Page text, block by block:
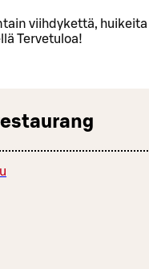
viihdykettä,
Tervetuloa!